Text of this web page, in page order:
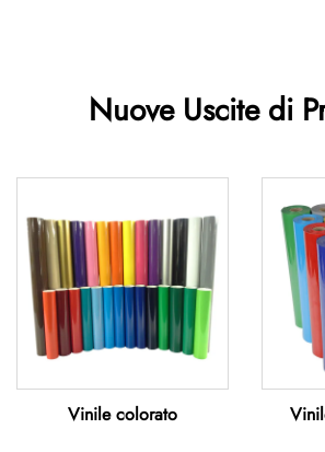
Nuove Uscite di
Vinile colorato